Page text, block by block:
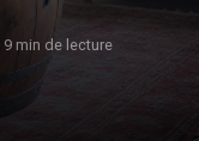
9 min de lecture